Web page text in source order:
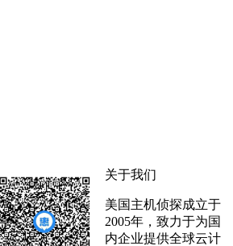
关于我们
美国主机侦探成立于
2005年，致力于为国
内企业提供全球云计